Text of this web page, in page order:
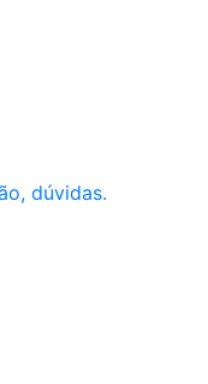
dúvidas.